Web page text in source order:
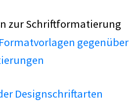
zur Schriftformatierung
gegenüber
Designschriftarten